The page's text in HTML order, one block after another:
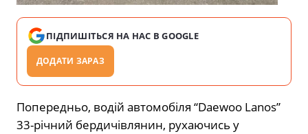
ПІДПИШІТЬСЯ НА НАС В GOOGLE
ДОДАТИ ЗАРАЗ
Попередньо, водій автомобіля “Daewoo Lanos”
33-річний бердичівлянин, рухаючись у